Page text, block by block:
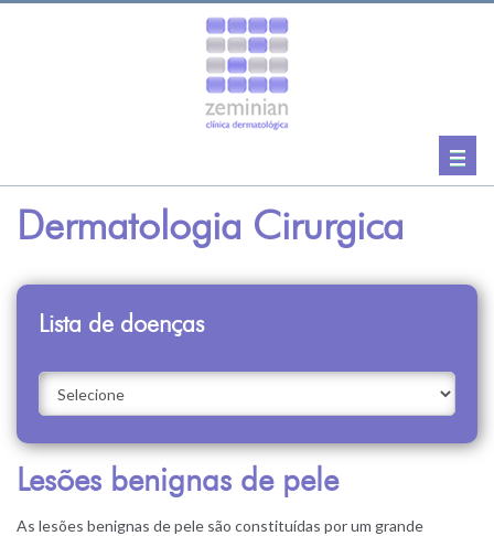
Dermatologia Cirurgica
Lista de doenças
Lesões benignas de pele
As lesões benignas de pele são constituídas por um grande